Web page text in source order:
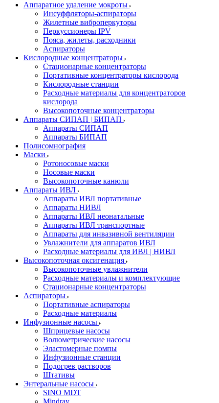
Аппаратное удаление мокроты
Инсуффляторы-аспираторы
Жилетные виброперкуторы
Перкуссионеры IPV
Пояса, жилеты, расходники
Аспираторы
Кислородные концентраторы
Стационарные концентраторы
Портативные концентраторы кислорода
Кислородные станции
Расходные материалы для концентраторов
кислорода
Высокопоточные концентраторы
Аппараты СИПАП | БИПАП
Аппараты СИПАП
Аппараты БИПАП
Полисомнография
Маски
Ротоносовые маски
Носовые маски
Высокопоточные канюли
Аппараты ИВЛ
Аппараты ИВЛ портативные
Аппараты НИВЛ
Аппараты ИВЛ неонатальные
Аппараты ИВЛ транспортные
Аппараты для инвазивной вентиляции
Увлажнители для аппаратов ИВЛ
Расходные материалы для ИВЛ | НИВЛ
Высокопоточная оксигенация
Высокопоточные увлажнители
Расходные материалы и комплектующие
Стационарные концентраторы
Аспираторы
Портативные аспираторы
Расходные материалы
Инфузионные насосы
Шприцевые насосы
Волюметрические насосы
Эластомерные помпы
Инфузионные станции
Подогрев растворов
Штативы
Энтеральные насосы
SINO MDT
Mindray